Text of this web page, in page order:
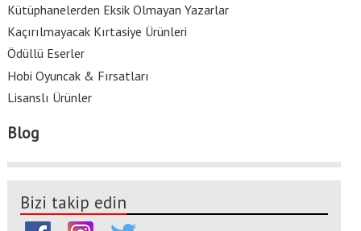
Kütüphanelerden Eksik Olmayan Yazarlar
Kaçırılmayacak Kırtasiye Ürünleri
Ödüllü Eserler
Hobi Oyuncak & Fırsatları
Lisanslı Ürünler
Blog
Bizi takip edin